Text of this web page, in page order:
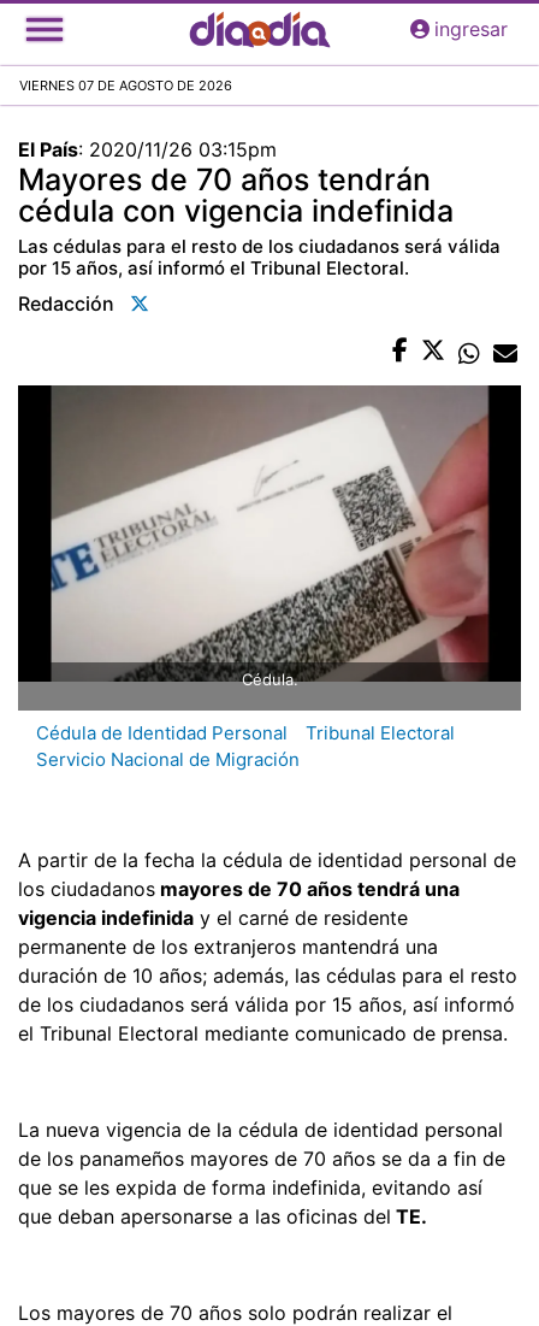
Pasar
al
principal
ingresar
VIERNES 07 DE AGOSTO DE 2026
El País: 2020/11/26 03:15pm
Mayores de 70 años tendrán
cédula con vigencia indefinida
Las cédulas para el resto de los ciudadanos será válida
por 15 años, así informó el Tribunal Electoral.
Redacción
Cédula.
Cédula de Identidad Personal
Tribunal Electoral
Servicio Nacional de Migración
A partir de la fecha la cédula de identidad personal de
los ciudadanos mayores de 70 años tendrá una
vigencia indefinida y el carné de residente
permanente de los extranjeros mantendrá una
duración de 10 años; además, las cédulas para el resto
de los ciudadanos será válida por 15 años, así informó
el Tribunal Electoral mediante comunicado de prensa.
La nueva vigencia de la cédula de identidad personal
de los panameños mayores de 70 años se da a fin de
que se les expida de forma indefinida, evitando así
que deban apersonarse a las oficinas del TE.
Los mayores de 70 años solo podrán realizar el